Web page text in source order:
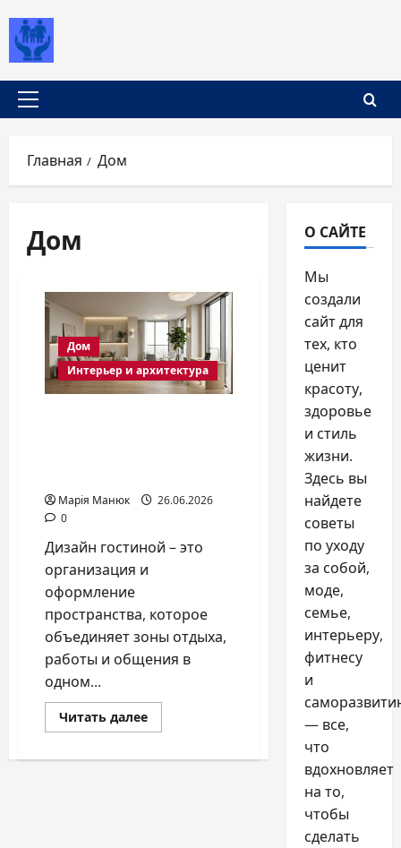
содержимому
Основное
Главная Дом
Дом
Дом
Интерьер и архитектура
Марія Манюк
26.06.2026
0
Дизайн гостиной – это
организация и
оформление
пространства, которое
объединяет зоны отдыха,
работы и общения в
одном...
Читать далееПрочитать
больше
гостиной
О САЙТЕ
Мы
создали
сайт для
тех, кто
ценит
красоту,
здоровье
и стиль
жизни.
Здесь вы
найдете
советы
по уходу
за собой,
моде,
семье,
интерьеру,
фитнесу
и
— все,
что
вдохновляет
на то,
чтобы
сделать